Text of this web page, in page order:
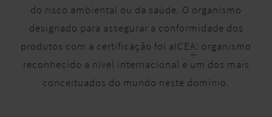
do risco ambiental ou da saúde. O organismo
designado para assegurar a conformidade dos
produtos com a certificação foi aICEA: organismo
reconhecido a nível internacional e um dos mais
conceituados do mundo neste domínio.